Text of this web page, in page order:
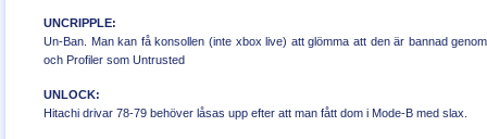
UNCRIPPLE:
Un-Ban. Man kan få konsollen (inte xbox live) att glömma att den är bannad
och Profiler som Untrusted
UNLOCK:
Hitachi drivar 78-79 behöver låsas upp efter att man fått dom i Mode-B med slax.